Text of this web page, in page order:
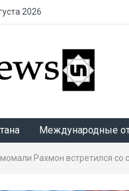
2026
Международные
Рахмон встретился со